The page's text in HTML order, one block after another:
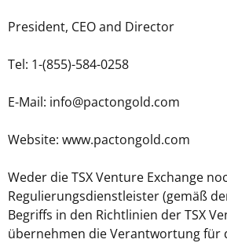
President, CEO and Director
Tel: 1-(855)-584-0258
E-Mail: info@pactongold.com
Website: www.pactongold.com
Weder die TSX Venture Exchange
Regulierungsdienstleister (gemäß
Begriffs in den Richtlinien der TSX
übernehmen die Verantwortung für